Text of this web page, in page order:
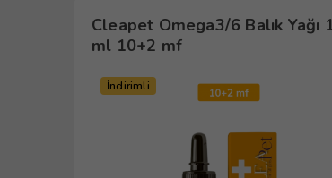
Cleapet Omega3/6 Balık Yağı
ml 10+2 mf
İndirimli